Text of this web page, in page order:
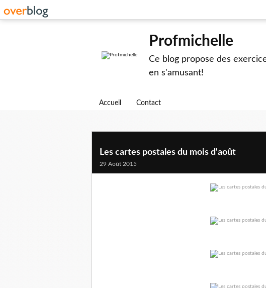
Profmichelle
Ce blog propose des
en s'amusant!
Accueil Contact
Les cartes postales du mois d'août
29 Août 2015